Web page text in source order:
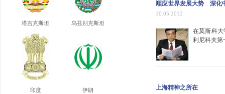
塔吉克斯坦 乌兹别克斯坦
印度 伊朗
顺应世界发展大势 深化
10.05.2012
在莫斯科
利尼科夫第
上海精神之所在